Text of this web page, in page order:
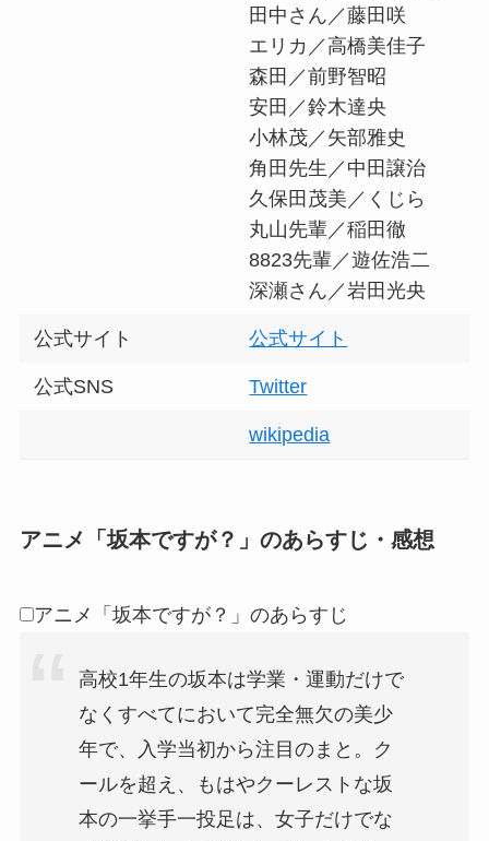
田中さん／藤田咲
エリカ／高橋美佳子
森田／前野智昭
安田／鈴木達央
小林茂／矢部雅史
角田先生／中田譲治
久保田茂美／くじら
丸山先輩／稲田徹
8823先輩／遊佐浩二
深瀬さん／岩田光央
公式サイト 公式サイト
公式SNS Twitter
wikipedia
アニメ「坂本ですが？」のあらすじ・感想
アニメ「坂本ですが？」のあらすじ
高校1年生の坂本は学業・運動だけで
なくすべてにおいて完全無欠の美少
年で、入学当初から注目のまと。ク
ールを超え、もはやクーレストな坂
本の一挙手一投足は、女子だけでな